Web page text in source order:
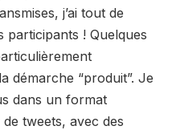
j’ai tout de
participants ! Quelques
démarche “produit”. Je
dans un format
tweets, avec des